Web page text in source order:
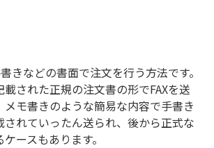
きなどの書面で注文を行う方法です。
された正規の注文書の形でFAXを送
メモ書きのような簡易な内容で手書き
されていったん送られ、後から正式な
ースもあります。